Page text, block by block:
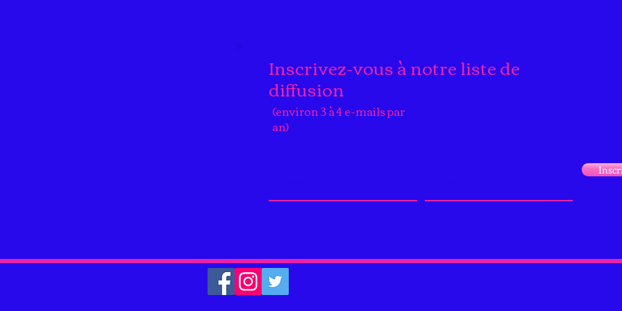
Inscrivez-vous à notre liste de
diffusion
(environ 3 à 4 e-mails par
an)